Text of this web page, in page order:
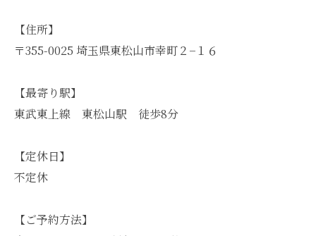
【住所】
〒355-0025 埼玉県東松山市幸町２−１６
【最寄り駅】
東武東上線 東松山駅 徒歩8分
【定休日】
不定休
【ご予約方法】